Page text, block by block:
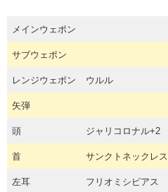
メインウェポン
サブウェポン
レンジウェポン ウルル
矢弾
頭 ジャリコロナル+2
首 サンクトネックレス
左耳 フリオミシピアス